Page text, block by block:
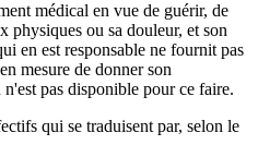
médical en vue de guérir, de
physiques ou sa douleur, et son
en est responsable ne fournit pas
mesure de donner son
pas disponible pour ce faire.
qui se traduisent par, selon le